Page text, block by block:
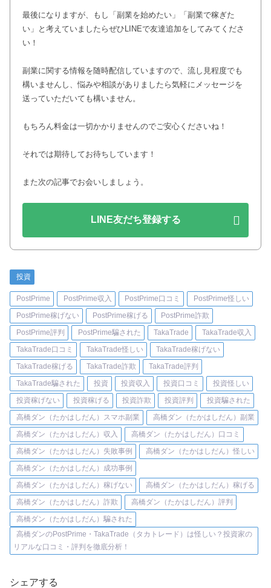
最後になりますが、もし「副業を始めたい」「副業で稼ぎた
い」と考えていましたらぜひLINEで友達追加をしてみてくださ
い！
副業に関する情報を随時配信していますので、流し見程度でも
構いませんし、悩みや相談がありましたら気軽にメッセージを
送っていただいても構いません。
もちろん料金は一切かかりませんのでご安心くださいね！
それでは期待してお待ちしています！
また次の記事でお会いしましょう。
LINE友だち登録する
投資
PostPrime PostPrime収入 PostPrime口コミ
PostPrime怪しい
PostPrime稼げない
PostPrime稼げる
PostPrime詐欺
PostPrime評判
PostPrime騙された TakaTrade
TakaTrade収入
TakaTrade口コミ
TakaTrade怪しい
TakaTrade稼げない
TakaTrade稼げる
TakaTrade詐欺
TakaTrade評判
TakaTrade騙された
投資 投資収入 投資口コミ
投資怪しい
投資稼げない
投資稼げる 投資詐欺 投資評判
投資騙された
高橋ダン（たかはしだん）スマホ副業
高橋ダン（たかはしだん）副業
高橋ダン（たかはしだん）収入
高橋ダン（たかはしだん）口コミ
高橋ダン（たかはしだん）失敗事例
高橋ダン（たかはしだん）怪しい
高橋ダン（たかはしだん）成功事例
高橋ダン（たかはしだん）稼げない
高橋ダン（たかはしだん）稼げる
高橋ダン（たかはしだん）詐欺
高橋ダン（たかはしだん）評判
高橋ダン（たかはしだん）騙された
高橋ダンのPostPrime・TakaTrade（タカトレード）は怪しい？投資家の
リアルな口コミ・評判を徹底分析！
シェアする